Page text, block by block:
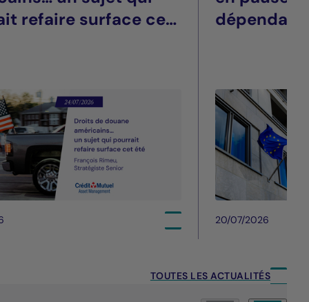
refaire surface cet
20/07/2026
TOUTES LES ACTUALITÉS